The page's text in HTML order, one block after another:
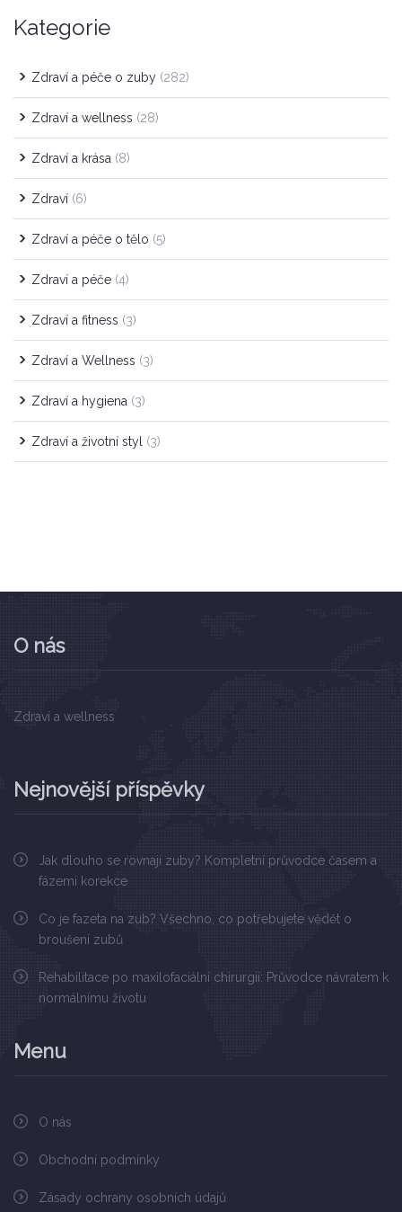
Kategorie
Zdraví a péče o zuby (282)
Zdraví a wellness (28)
Zdraví a krása (8)
Zdraví (6)
Zdraví a péče o tělo (5)
Zdraví a péče (4)
Zdraví a fitness (3)
Zdraví a Wellness (3)
Zdraví a hygiena (3)
Zdraví a životní styl (3)
O nás
Zdraví a wellness
Nejnovější příspěvky
Jak dlouho se rovnají zuby? Kompletní průvodce časem a
fázemi korekce
Co je fazeta na zub? Všechno, co potřebujete vědět o
broušení zubů
Rehabilitace po maxilofaciální chirurgii: Průvodce návratem k
normálnímu životu
Menu
O nás
Obchodní podmínky
Zásady ochrany osobních údajů